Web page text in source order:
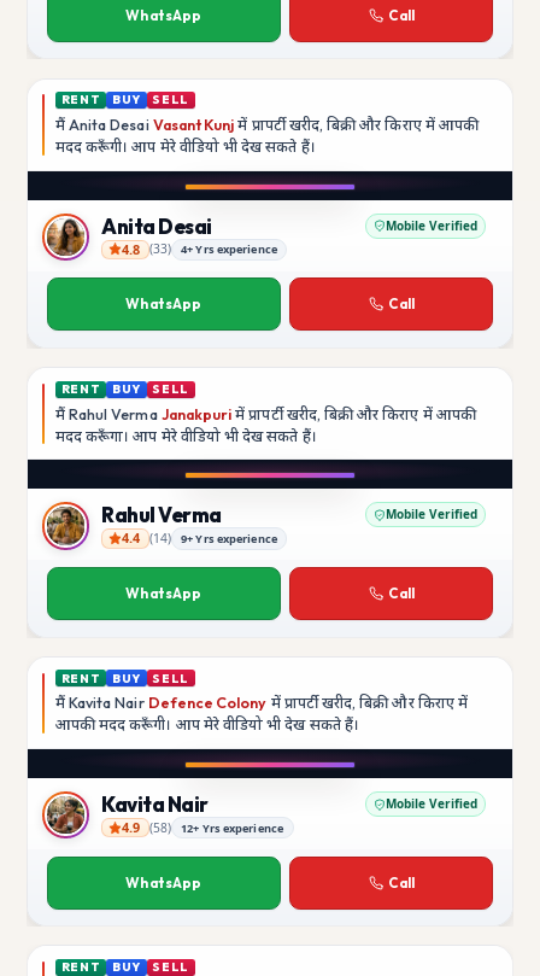
WhatsApp Call
RENT BUY SELL
मैं Anita Desai Vasant Kunj में प्रापर्टी खरीद, बिक्री और किराए में आपकी
मददकरूँगी। आप मेरे वीडियो भी देख सकते हैं।
Anita Desai
Anita Desai Mobile Verified
4.8 (33) 4+ Yrs experience
WhatsApp Call
RENT BUY SELL
मैं Rahul Verma Janakpuri में प्रापर्टी खरीद, बिक्री और किराए में आपकी
मददकरूँगा। आप मेरे वीडियो भी देख सकते हैं।
Rahul Verma
Rahul Verma Mobile Verified
4.4 (14) 9+ Yrs experience
WhatsApp Call
RENT BUY SELL
मैं Kavita Nair Defence Colony में प्रापर्टी खरीद, बिक्री और किराए में
आपकी मददकरूँगी। आप मेरे वीडियो भी देख सकते हैं।
Kavita Nair
Kavita Nair Mobile Verified
4.9 (58) 12+ Yrs experience
WhatsApp Call
RENT BUY SELL